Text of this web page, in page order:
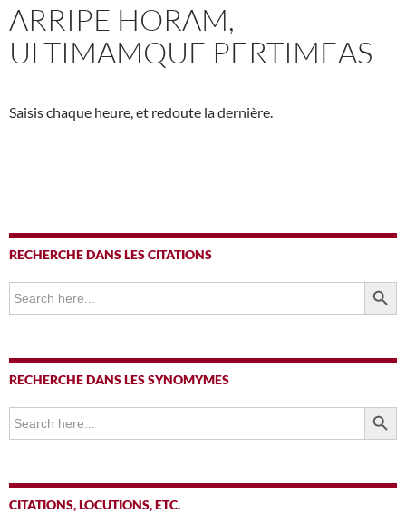
ARRIPE HORAM,
ULTIMAMQUE PERTIMEAS
Saisis chaque heure, et redoute la dernière.
RECHERCHE DANS LES CITATIONS
Search
for:
SEARCH
RECHERCHE DANS LES SYNOMYMES
Search
for:
SEARCH
CITATIONS, LOCUTIONS, ETC.